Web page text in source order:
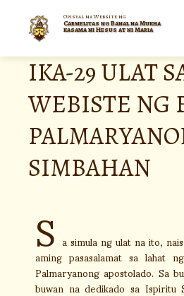
Opisyal na Website ng
Carmelitas ng Banal na Mukha
kasama ni Hesus at ni Maria
IKA-29 ULAT
WEBISTE NG
SIMBAHAN
S a simula ng ulat na ito,
aming pasasalamat sa lahat
Palmaryanong apostolado. Sa
buwan na dedikado sa